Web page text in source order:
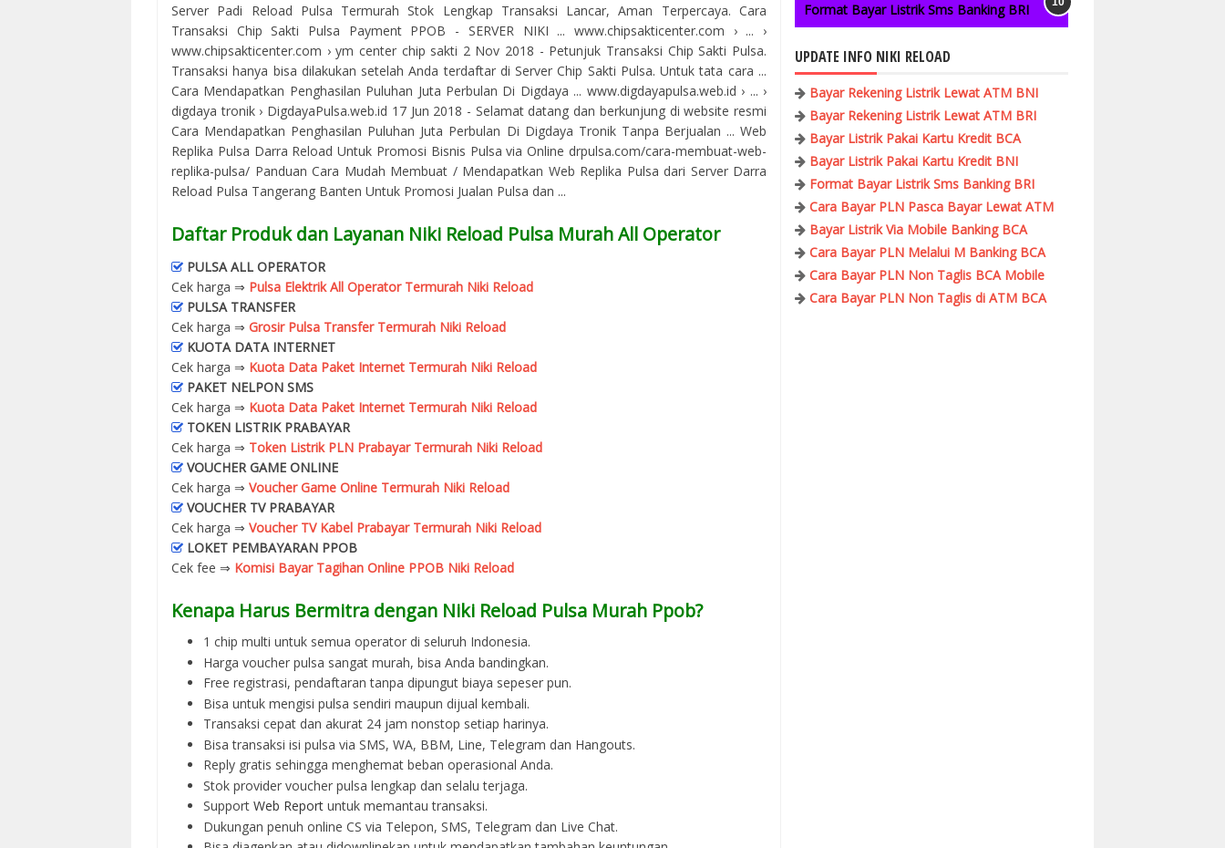
Server Padi Reload Pulsa Termurah Stok Lengkap Transaksi Lancar, Aman Terpercaya. Cara
Transaksi Chip Sakti Pulsa Payment PPOB - SERVER NIKI ... www.chipsakticenter.com › ... ›
www.chipsakticenter.com › ym center chip sakti 2 Nov 2018 - Petunjuk Transaksi Chip Sakti Pulsa.
Transaksi hanya bisa dilakukan setelah Anda terdaftar di Server Chip Sakti Pulsa. Untuk tata cara ...
Cara Mendapatkan Penghasilan Puluhan Juta Perbulan Di Digdaya ... www.digdayapulsa.web.id › ... ›
digdaya tronik › DigdayaPulsa.web.id 17 Jun 2018 - Selamat datang dan berkunjung di website resmi
Cara Mendapatkan Penghasilan Puluhan Juta Perbulan Di Digdaya Tronik Tanpa Berjualan ... Web
Replika Pulsa Darra Reload Untuk Promosi Bisnis Pulsa via Online drpulsa.com/cara-membuat-web-
replika-pulsa/ Panduan Cara Mudah Membuat / Mendapatkan Web Replika Pulsa dari Server Darra
Reload Pulsa Tangerang Banten Untuk Promosi Jualan Pulsa dan ...
Daftar Produk dan Layanan Niki Reload Pulsa Murah All Operator
PULSA ALL OPERATOR
Cek harga ⇒ Pulsa Elektrik All Operator Termurah Niki Reload
PULSA TRANSFER
Cek harga ⇒ Grosir Pulsa Transfer Termurah Niki Reload
KUOTA DATA INTERNET
Cek harga ⇒ Kuota Data Paket Internet Termurah Niki Reload
PAKET NELPON SMS
Cek harga ⇒ Kuota Data Paket Internet Termurah Niki Reload
TOKEN LISTRIK PRABAYAR
Cek harga ⇒ Token Listrik PLN Prabayar Termurah Niki Reload
VOUCHER GAME ONLINE
Cek harga ⇒ Voucher Game Online Termurah Niki Reload
VOUCHER TV PRABAYAR
Cek harga ⇒ Voucher TV Kabel Prabayar Termurah Niki Reload
LOKET PEMBAYARAN PPOB
Cek fee ⇒ Komisi Bayar Tagihan Online PPOB Niki Reload
Kenapa Harus Bermitra dengan Niki Reload Pulsa Murah Ppob?
1 chip multi untuk semua operator di seluruh Indonesia.
Harga voucher pulsa sangat murah, bisa Anda bandingkan.
Free registrasi, pendaftaran tanpa dipungut biaya sepeser pun.
Bisa untuk mengisi pulsa sendiri maupun dijual kembali.
Transaksi cepat dan akurat 24 jam nonstop setiap harinya.
Bisa transaksi isi pulsa via SMS, WA, BBM, Line, Telegram dan Hangouts.
Reply gratis sehingga menghemat beban operasional Anda.
Stok provider voucher pulsa lengkap dan selalu terjaga.
Support Web Report untuk memantau transaksi.
Dukungan penuh online CS via Telepon, SMS, Telegram dan Live Chat.
Format Bayar Listrik Sms Banking BRI
UPDATE INFO NIKI RELOAD
Bayar Rekening Listrik Lewat ATM BNI
Bayar Rekening Listrik Lewat ATM BRI
Bayar Listrik Pakai Kartu Kredit BCA
Bayar Listrik Pakai Kartu Kredit BNI
Format Bayar Listrik Sms Banking BRI
Cara Bayar PLN Pasca Bayar Lewat ATM
Bayar Listrik Via Mobile Banking BCA
Cara Bayar PLN Melalui M Banking BCA
Cara Bayar PLN Non Taglis BCA Mobile
Cara Bayar PLN Non Taglis di ATM BCA